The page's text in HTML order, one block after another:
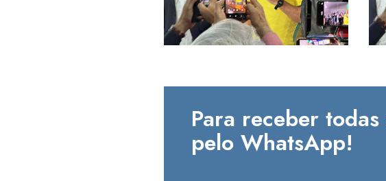
Para receber
pelo WhatsApp!